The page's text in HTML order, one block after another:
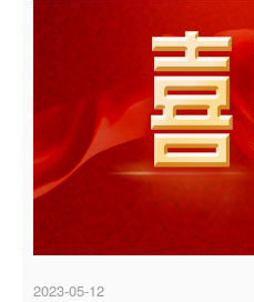
2023-05-12